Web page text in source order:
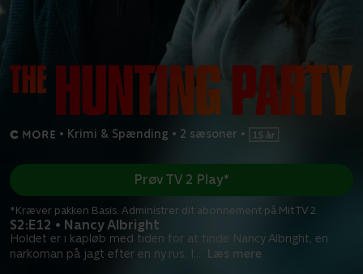
• Krimi & Spænding • 2 sæsoner •
S2:E12 • Nancy Albright
Holdet er i kapløb med tiden for at finde Nancy Albright, en
narkoman på jagt efter en ny rus. I
Læs mere
Prøv TV 2 Play*
*Kræver pakken Basis. Administrer dit abonnement på Mit TV 2.